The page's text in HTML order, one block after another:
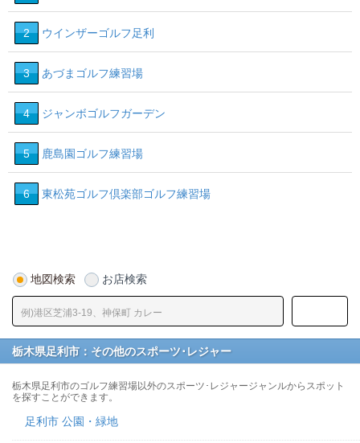
2 ウインザーゴルフ足利
3 あづまゴルフ練習場
4 ジャンボゴルフガーデン
5 鹿島園ゴルフ練習場
6 東松苑ゴルフ倶楽部ゴルフ練習場
地図検索 お店検索
栃木県足利市：その他のスポーツ･レジャー
栃木県足利市のゴルフ練習場以外のスポーツ･レジャージャンルからスポット
を探すことができます。
足利市 公園・緑地